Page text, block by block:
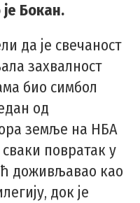
Бокан.
да је свечаност
захвалност
био симбол
од
земље на НБА
повратак у
доживљавао као
док је